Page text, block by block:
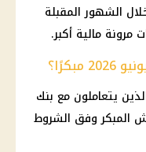
الشهور المقبلة
مرونة مالية أكبر.
يتعاملون مع بنك
المبكر وفق الشروط